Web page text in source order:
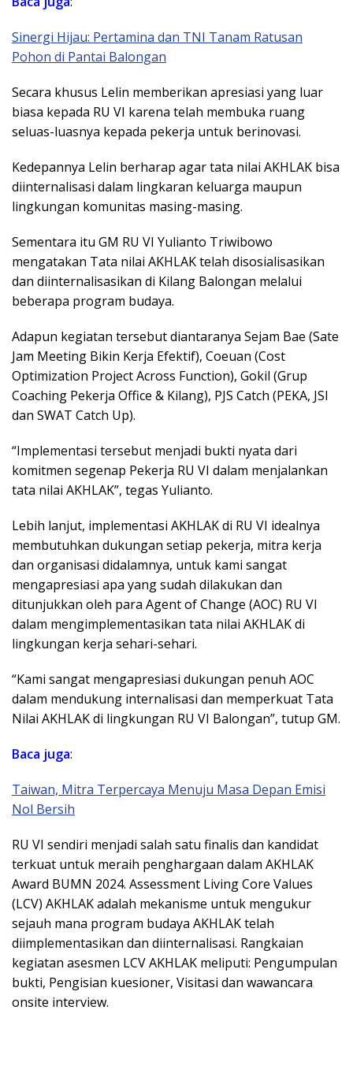
Sinergi Hijau: Pertamina dan TNI Tanam Ratusan
Pohon di Pantai Balongan
Secara khusus Lelin memberikan apresiasi yang luar
biasa kepada RU VI karena telah membuka ruang
seluas-luasnya kepada pekerja untuk berinovasi.
Kedepannya Lelin berharap agar tata nilai AKHLAK bisa
diinternalisasi dalam lingkaran keluarga maupun
lingkungan komunitas masing-masing.
Sementara itu GM RU VI Yulianto Triwibowo
mengatakan Tata nilai AKHLAK telah disosialisasikan
dan diinternalisasikan di Kilang Balongan melalui
beberapa program budaya.
Adapun kegiatan tersebut diantaranya Sejam Bae (Sate
Jam Meeting Bikin Kerja Efektif), Coeuan (Cost
Optimization Project Across Function), Gokil (Grup
Coaching Pekerja Office & Kilang), PJS Catch (PEKA, JSI
dan SWAT Catch Up).
“Implementasi tersebut menjadi bukti nyata dari
komitmen segenap Pekerja RU VI dalam menjalankan
tata nilai AKHLAK”, tegas Yulianto.
Lebih lanjut, implementasi AKHLAK di RU VI idealnya
membutuhkan dukungan setiap pekerja, mitra kerja
dan organisasi didalamnya, untuk kami sangat
mengapresiasi apa yang sudah dilakukan dan
ditunjukkan oleh para Agent of Change (AOC) RU VI
dalam mengimplementasikan tata nilai AKHLAK di
lingkungan kerja sehari-sehari.
“Kami sangat mengapresiasi dukungan penuh AOC
dalam mendukung internalisasi dan memperkuat Tata
Nilai AKHLAK di lingkungan RU VI Balongan”, tutup GM.
Baca juga:
Taiwan, Mitra Terpercaya Menuju Masa Depan Emisi
Nol Bersih
RU VI sendiri menjadi salah satu finalis dan kandidat
terkuat untuk meraih penghargaan dalam AKHLAK
Award BUMN 2024. Assessment Living Core Values
(LCV) AKHLAK adalah mekanisme untuk mengukur
sejauh mana program budaya AKHLAK telah
diimplementasikan dan diinternalisasi. Rangkaian
kegiatan asesmen LCV AKHLAK meliputi: Pengumpulan
bukti, Pengisian kuesioner, Visitasi dan wawancara
onsite interview.